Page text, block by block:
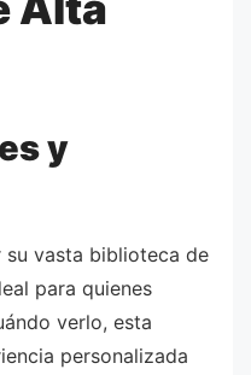
y
su vasta biblioteca de
para quienes
verlo, esta
personalizada